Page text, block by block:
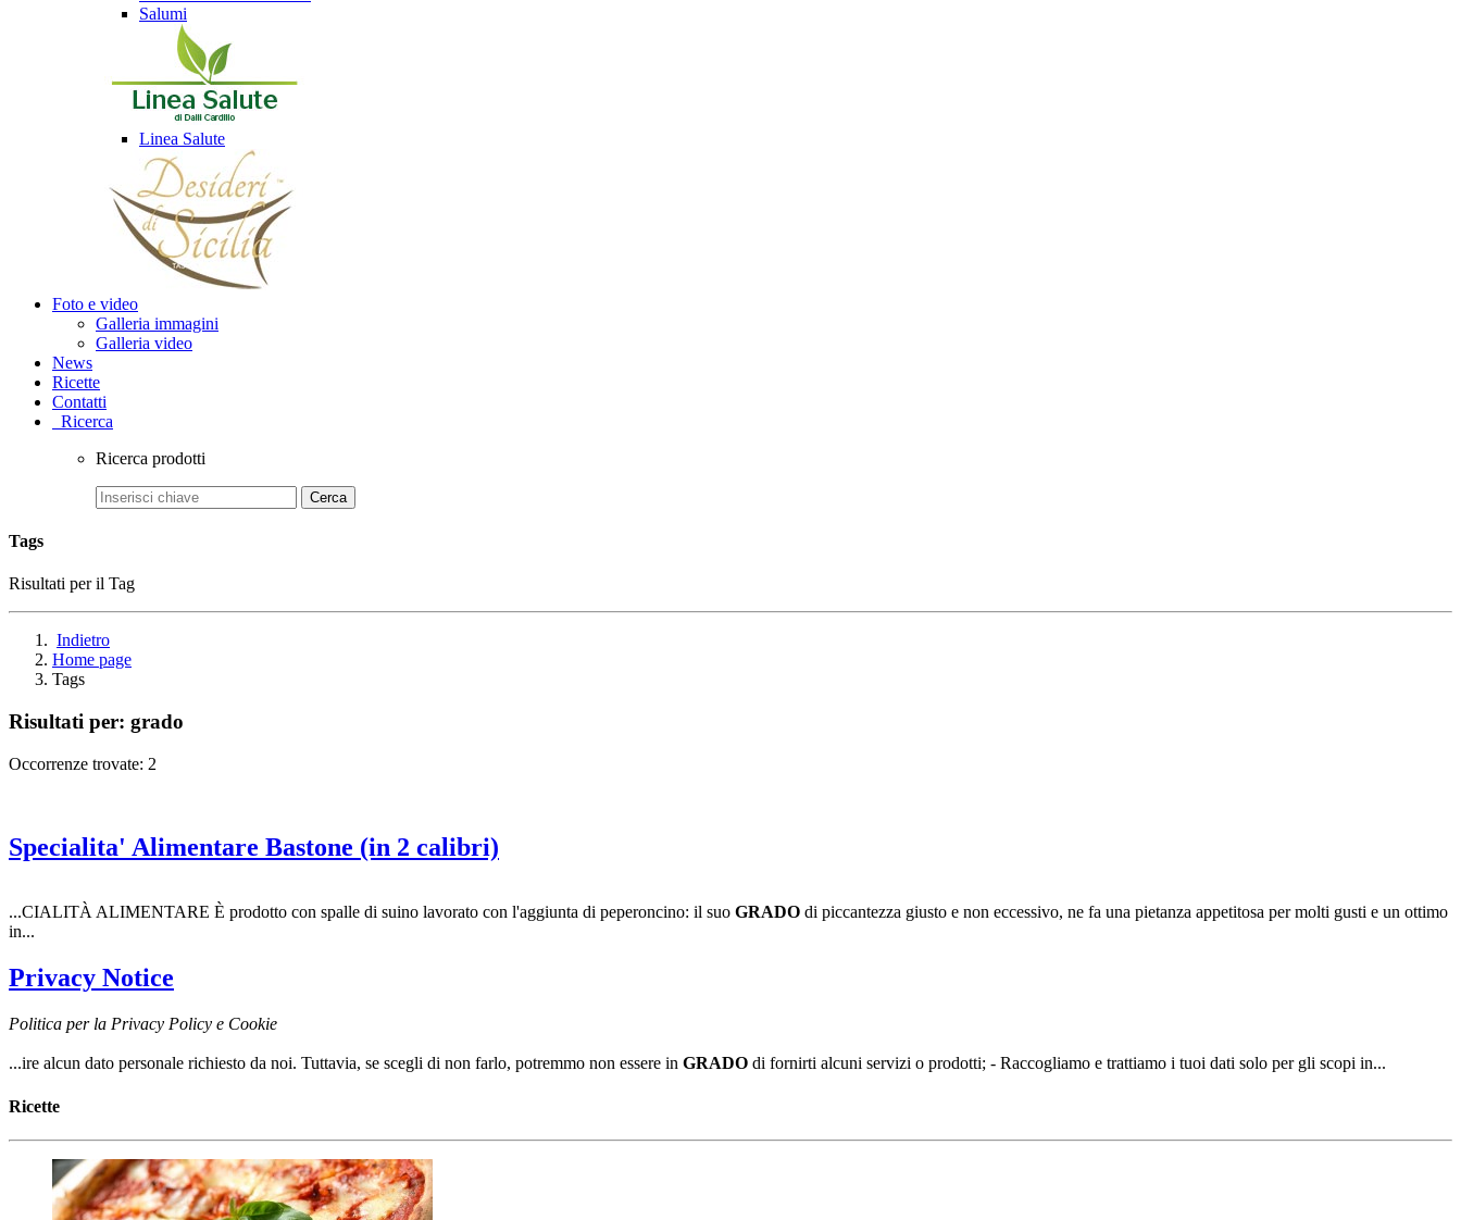
Salumi
Linea Salute
Foto e video
Galleria immagini
Galleria video
News
Ricette
Contatti
Ricerca
Ricerca prodotti
Cerca
Tags
Risultati per il Tag
Indietro
Home page
Tags
Risultati per: grado
Occorrenze trovate: 2
Specialita' Alimentare Bastone (in 2 calibri)
...CIALITÀ ALIMENTARE È prodotto con spalle di suino lavorato con l'aggiunta di peperoncino: il suo GRADO di piccantezza giusto e non eccessivo, ne fa una pietanza appetitosa per molti gusti e un ottimo
in...
Privacy Notice
Politica per la Privacy Policy e Cookie
...ire alcun dato personale richiesto da noi. Tuttavia, se scegli di non farlo, potremmo non essere in GRADO di fornirti alcuni servizi o prodotti; - Raccogliamo e trattiamo i tuoi dati solo per gli scopi in...
Ricette